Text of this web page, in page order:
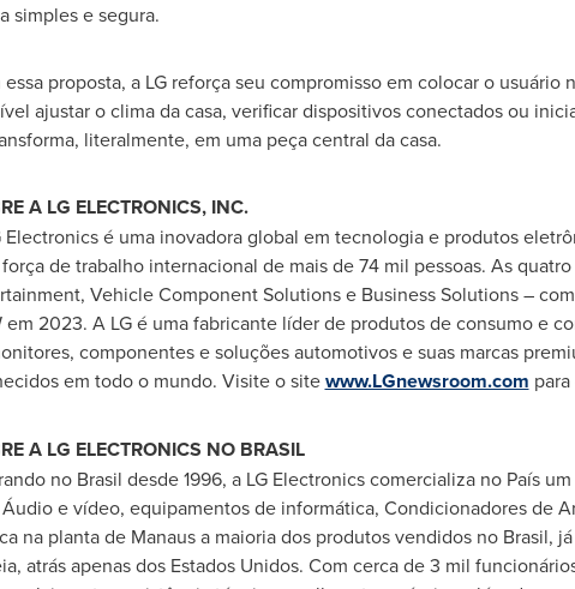
simples e segura.
essa proposta, a LG reforça seu compromisso em colocar o
ajustar o clima da casa, verificar dispositivos conectados ou
literalmente, em uma peça central da casa.
A LG ELECTRONICS, INC.
Electronics é uma inovadora global em tecnologia e produtos
de trabalho internacional de mais de 74 mil pessoas. As
Vehicle Component Solutions e Business Solutions –
em 2023. A LG é uma fabricante líder de produtos de consumo e
componentes e soluções automotivos e suas marcas
em todo o mundo. Visite o sitewww.LGnewsroom.com
A LG ELECTRONICS NO BRASIL
no Brasil desde 1996, a LG Electronics comercializa no País
Áudio e vídeo, equipamentos de informática, Condicionadores de
na planta de Manaus a maioria dos produtos vendidos no Brasil,
atrás apenas dos Estados Unidos. Com cerca de 3 mil